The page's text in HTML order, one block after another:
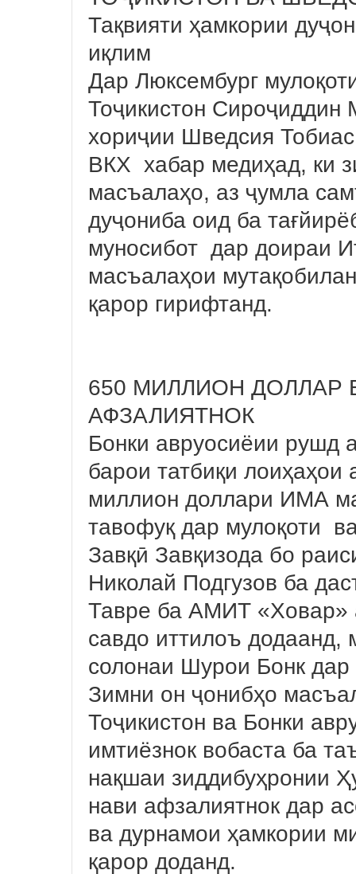
Тақвияти ҳамкории
иқлим
Дар Люксембург
Тоҷикистон Сироҷиддин
хориҷии Шведсия
ВКХ хабар медиҳад, ки
масъалаҳо, аз ҷумла
дуҷониба оид ба
муносибот дар доираи
масъалаҳои
қарор гирифтанд.
650 МИЛЛИОН ДОЛЛАР
АФЗАЛИЯТНОК
Бонки авруосиёии рушд
барои татбиқи лоиҳаҳои
миллион доллари ИМА
тавофуқ дар мулоқоти
Завқӣ Завқизода бо
Николай Подгузов ба
Тавре ба АМИТ «Ховар»
савдо иттилоъ додаанд,
солонаи Шурои Бонк дар
Зимни он ҷонибҳо
Тоҷикистон ва Бонки
имтиёзнок вобаста ба
нақшаи зиддибуҳронии
нави афзалиятнок дар
ва дурнамои ҳамкории
қарор доданд.